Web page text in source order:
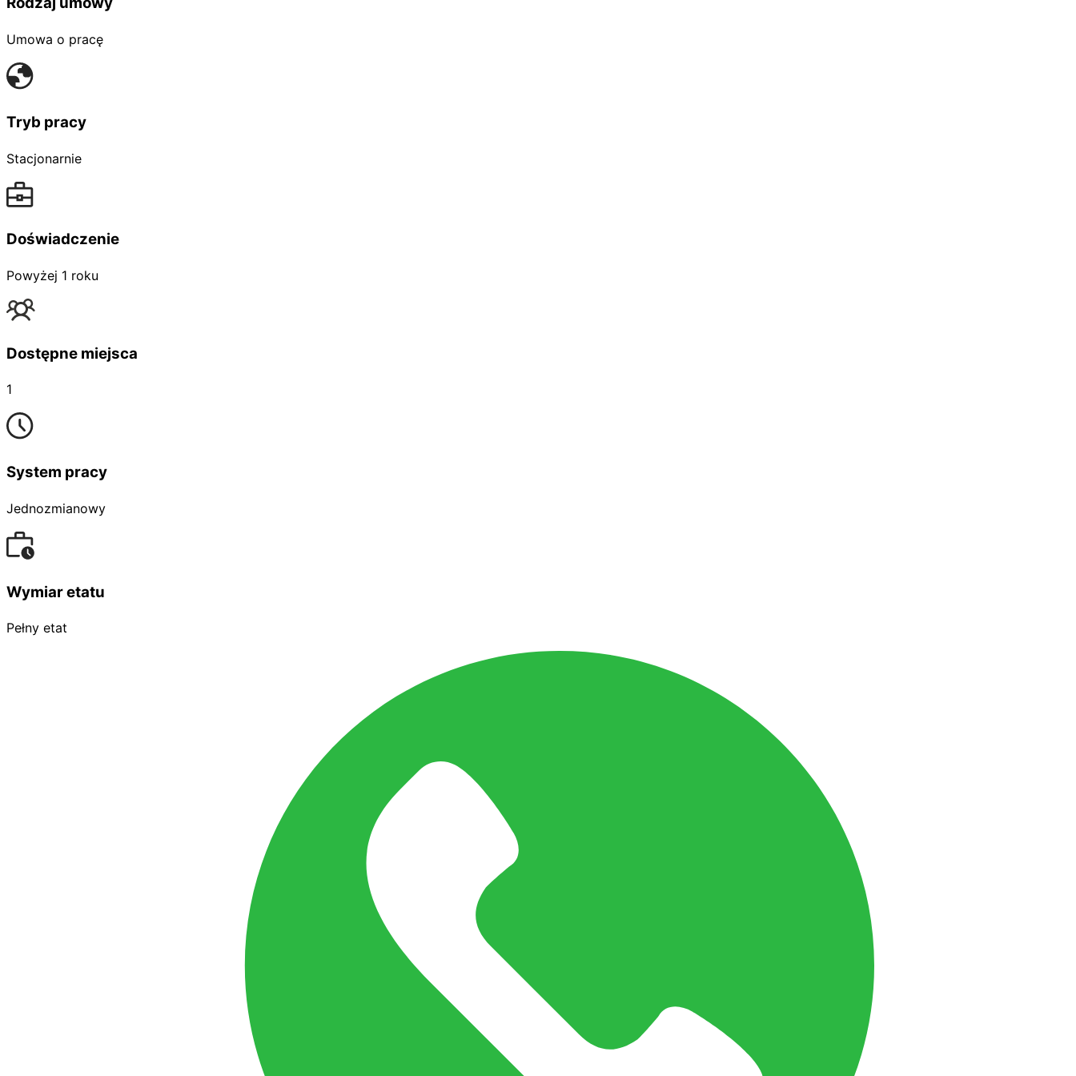
Umowa o pracę
Tryb pracy
Stacjonarnie
Doświadczenie
Powyżej 1 roku
Dostępne miejsca
1
System pracy
Jednozmianowy
Wymiar etatu
Pełny etat